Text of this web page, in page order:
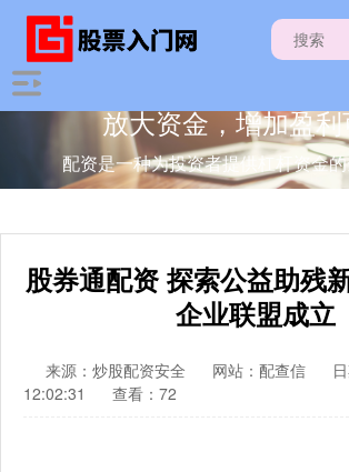
放大资金，增加盈
配资是一种为投资者提供杠杆资金
股券通配资 探索公益助残
企业联盟成立
来源：炒股配资安全 网站：配查信
12:02:31
查看：72